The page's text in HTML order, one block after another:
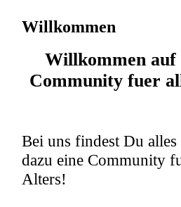
Willkommen
Willkommen auf
Community fuer
Bei uns findest Du
dazu eine Community
Alters!